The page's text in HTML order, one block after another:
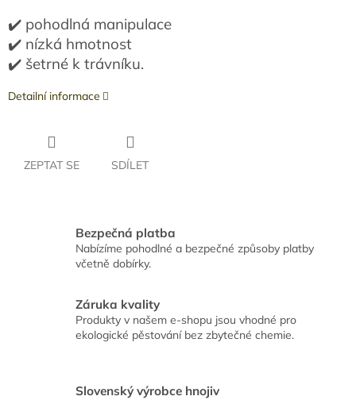
✔️ pohodlná manipulace
✔️ nízká hmotnost
✔️ šetrné k trávníku.
Detailní informace
ZEPTAT SE SDÍLET
Bezpečná platba
Nabízíme pohodlné a bezpečné způsoby platby
včetně dobírky.
Záruka kvality
Produkty v našem e-shopu jsou vhodné pro
ekologické pěstování bez zbytečné chemie.
Slovenský výrobce hnojiv